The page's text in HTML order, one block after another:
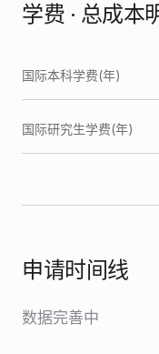
学费 · 总成本
国际本科学费(年)
国际研究生学费(年)
申请时间线
数据完善中